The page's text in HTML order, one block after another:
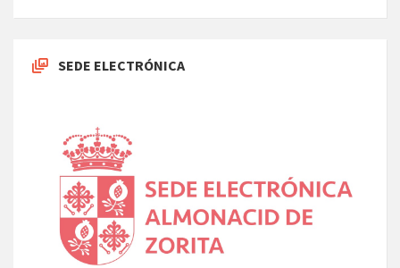
SEDE ELECTRÓNICA